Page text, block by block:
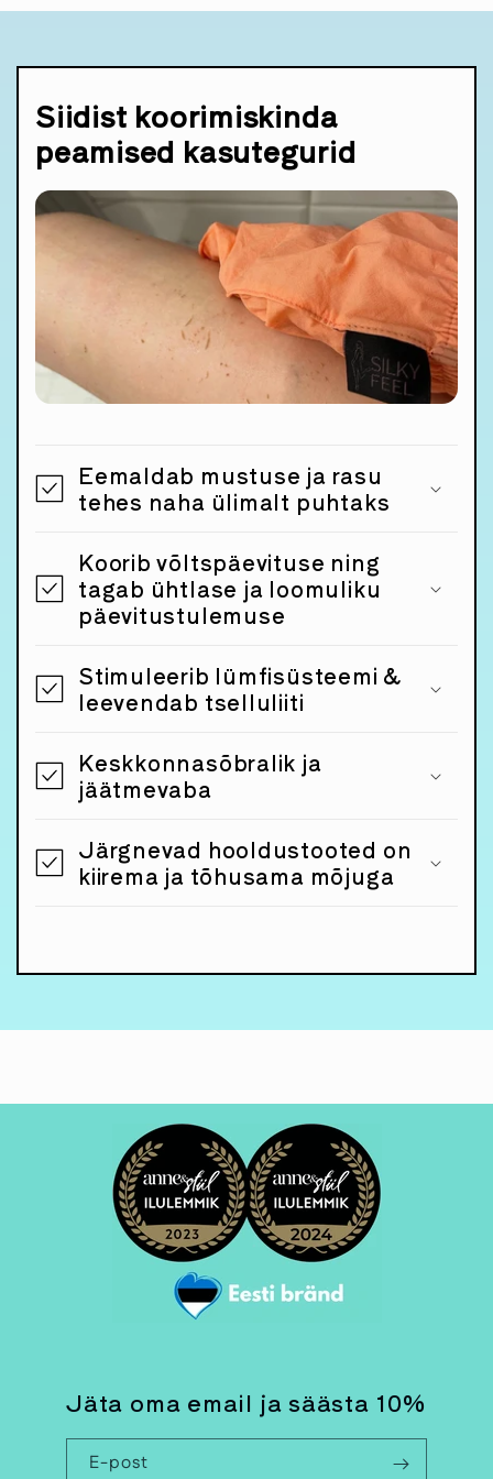
Siidist koorimiskinda
peamised kasutegurid
Eemaldab mustuse ja rasu
tehes naha ülimalt puhtaks
Koorib võltspäevituse ning
tagab ühtlase ja loomuliku
päevitustulemuse
Stimuleerib lümfisüsteemi &
leevendab tselluliiti
Keskkonnasõbralik ja
jäätmevaba
Järgnevad hooldustooted on
kiirema ja tõhusama mõjuga
Jäta oma email ja säästa 10%
E-post